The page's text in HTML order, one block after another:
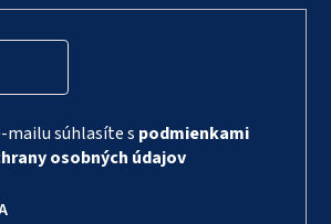
mailu súhlasíte s podmienkami
osobných údajov